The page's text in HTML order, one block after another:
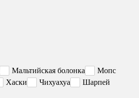
Мальтийская болонка
Мопс
Хаски Чихуахуа
Шарпей